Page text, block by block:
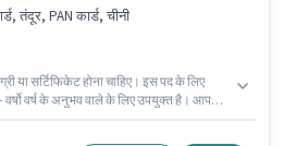
तंदूर, PAN कार्ड, चीनी
या सर्टिफिकेट होना चाहिए। इस पद के लिए
वर्ष के अनुभव वाले के लिए उपयुक्त है। आप